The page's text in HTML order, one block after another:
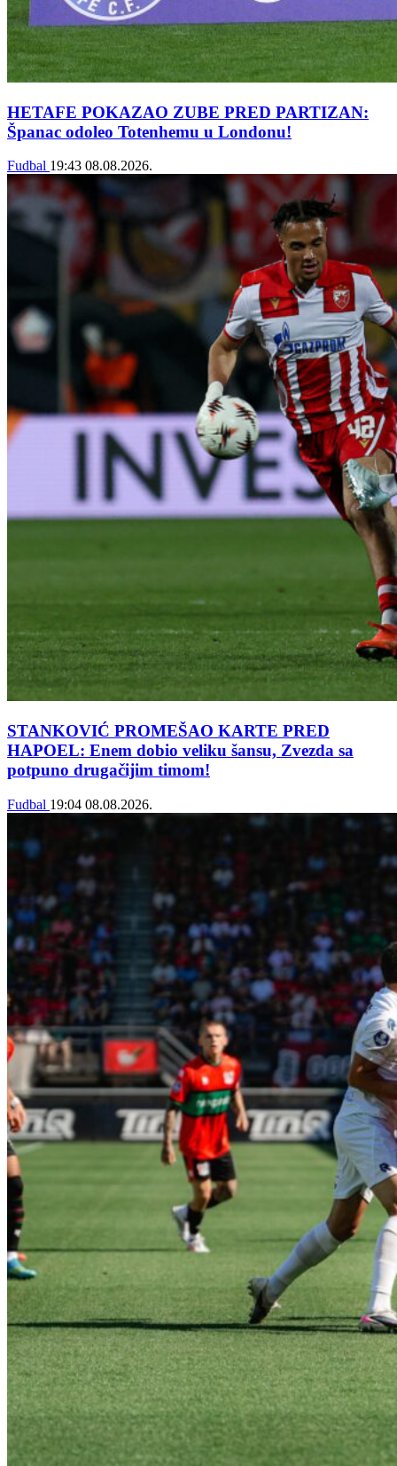
HETAFE POKAZAO ZUBE PRED PARTIZAN:
Španac odoleo Totenhemu u Londonu!
Fudbal 19:43 08.08.2026.
STANKOVIĆ PROMEŠAO KARTE PRED
HAPOEL: Enem dobio veliku šansu, Zvezda sa
potpuno drugačijim timom!
Fudbal 19:04 08.08.2026.